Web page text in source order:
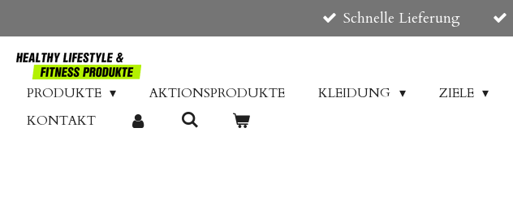
Hauptinhalt
springen
Schnelle Lieferung
PRODUKTE AKTIONSPRODUKTE KLEIDUNG ZIELE
KONTAKT